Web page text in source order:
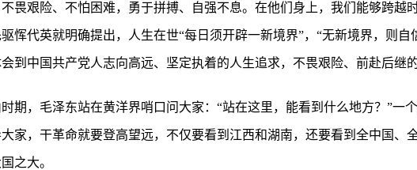
畏艰险、不怕困难，勇于拼搏、自强不息。在他们身上，我们能够跨越
恽代英就明确提出，人生在世“每日须开辟一新境界”，“无新境界，则自
到中国共产党人志向高远、坚定执着的人生追求，不畏艰险、前赴后继
期，毛泽东站在黄洋界哨口问大家：“站在这里，能看到什么地方？”一
家，干革命就要登高望远，不仅要看到江西和湖南，还要看到全中国、
之大。